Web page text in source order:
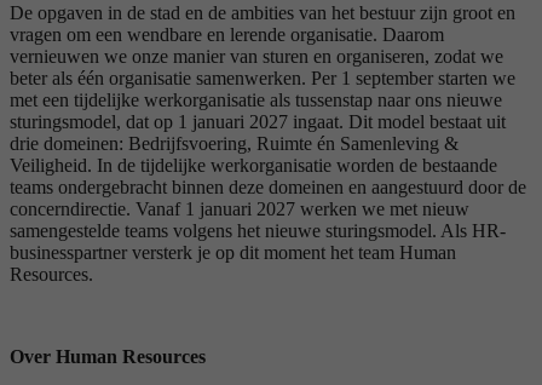
De opgaven in de stad en de ambities van het bestuur zijn groot en
vragen om een wendbare en lerende organisatie. Daarom
vernieuwen we onze manier van sturen en organiseren, zodat we
beter als één organisatie samenwerken. Per 1 september starten we
met een tijdelijke werkorganisatie als tussenstap naar ons nieuwe
sturingsmodel, dat op 1 januari 2027 ingaat. Dit model bestaat uit
drie domeinen: Bedrijfsvoering, Ruimte én Samenleving &
Veiligheid. In de tijdelijke werkorganisatie worden de bestaande
teams ondergebracht binnen deze domeinen en aangestuurd door de
concerndirectie. Vanaf 1 januari 2027 werken we met nieuw
samengestelde teams volgens het nieuwe sturingsmodel. Als HR-
businesspartner versterk je op dit moment het team Human
Resources.
Over Human Resources